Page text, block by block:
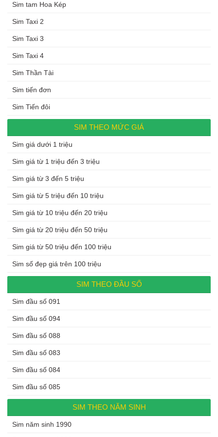
Sim tam Hoa Kép
Sim Taxi 2
Sim Taxi 3
Sim Taxi 4
Sim Thần Tài
Sim tiến đơn
Sim Tiến đôi
SIM THEO MỨC GIÁ
Sim giá dưới 1 triệu
Sim giá từ 1 triệu đến 3 triệu
Sim giá từ 3 đến 5 triệu
Sim giá từ 5 triệu đến 10 triệu
Sim giá từ 10 triệu đến 20 triệu
Sim giá từ 20 triệu đến 50 triệu
Sim giá từ 50 triệu đến 100 triệu
Sim số đẹp giá trên 100 triệu
SIM THEO ĐẦU SỐ
Sim đầu số 091
Sim đầu số 094
Sim đầu số 088
Sim đầu số 083
Sim đầu số 084
Sim đầu số 085
SIM THEO NĂM SINH
Sim năm sinh 1990